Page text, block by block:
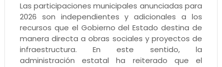
Las participaciones municipales anunciadas para
2026 son independientes y adicionales a los
recursos que el Gobierno del Estado destina de
manera directa a obras sociales y proyectos de
infraestructura. En este sentido, la
administración estatal ha reiterado que el